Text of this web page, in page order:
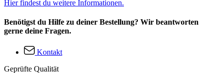
Hier findest du weitere Informationen.
Benötigst du Hilfe zu deiner Bestellung? Wir beantworten
gerne deine Fragen.
Kontakt
Geprüfte Qualität